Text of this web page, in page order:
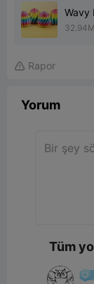
Wavy
 Rapor
Yorum
Tüm